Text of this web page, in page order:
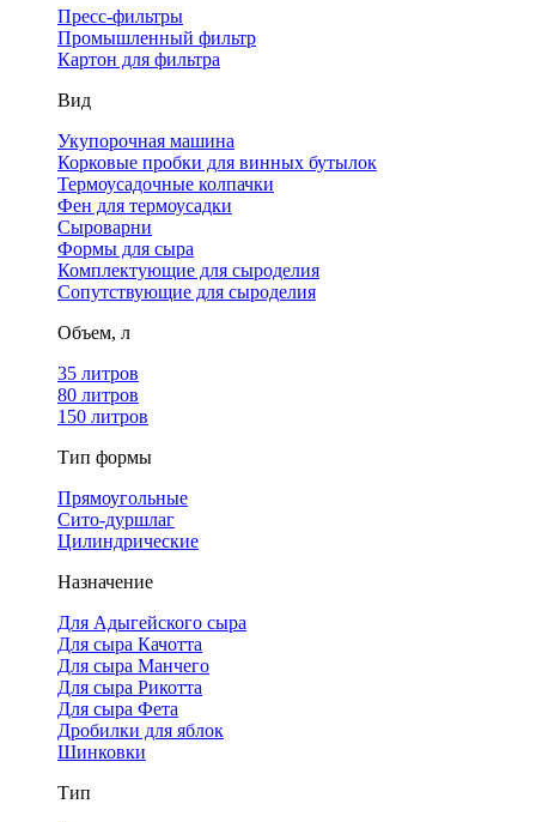
Пресс-фильтры
Промышленный фильтр
Картон для фильтра
Вид
Укупорочная машина
Корковые пробки для винных бутылок
Термоусадочные колпачки
Фен для термоусадки
Сыроварни
Формы для сыра
Комплектующие для сыроделия
Сопутствующие для сыроделия
Объем, л
35 литров
80 литров
150 литров
Тип формы
Прямоугольные
Сито-дуршлаг
Цилиндрические
Назначение
Для Адыгейского сыра
Для сыра Качотта
Для сыра Манчего
Для сыра Рикотта
Для сыра Фета
Дробилки для яблок
Шинковки
Тип